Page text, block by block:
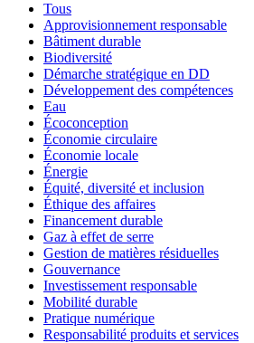
Tous
Approvisionnement responsable
Bâtiment durable
Biodiversité
Démarche stratégique en DD
Développement des compétences
Eau
Écoconception
Économie circulaire
Économie locale
Énergie
Équité, diversité et inclusion
Éthique des affaires
Financement durable
Gaz à effet de serre
Gestion de matières résiduelles
Gouvernance
Investissement responsable
Mobilité durable
Pratique numérique
Responsabilité produits et services